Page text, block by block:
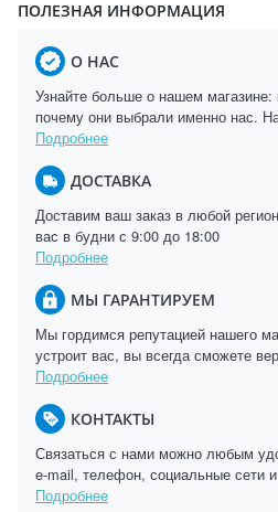
ПОЛЕЗНАЯ ИНФОРМАЦИЯ
О НАС
Узнайте больше о нашем
почему они выбрали именно нас.
Подробнее
ДОСТАВКА
Доставим ваш заказ в любой
вас в будни с 9:00 до 18:00
Подробнее
МЫ ГАРАНТИРУЕМ
Мы гордимся репутацией нашего
устроит вас, вы всегда сможете
Подробнее
КОНТАКТЫ
Связаться с нами можно любым
e-mail, телефон, социальные сети
Подробнее